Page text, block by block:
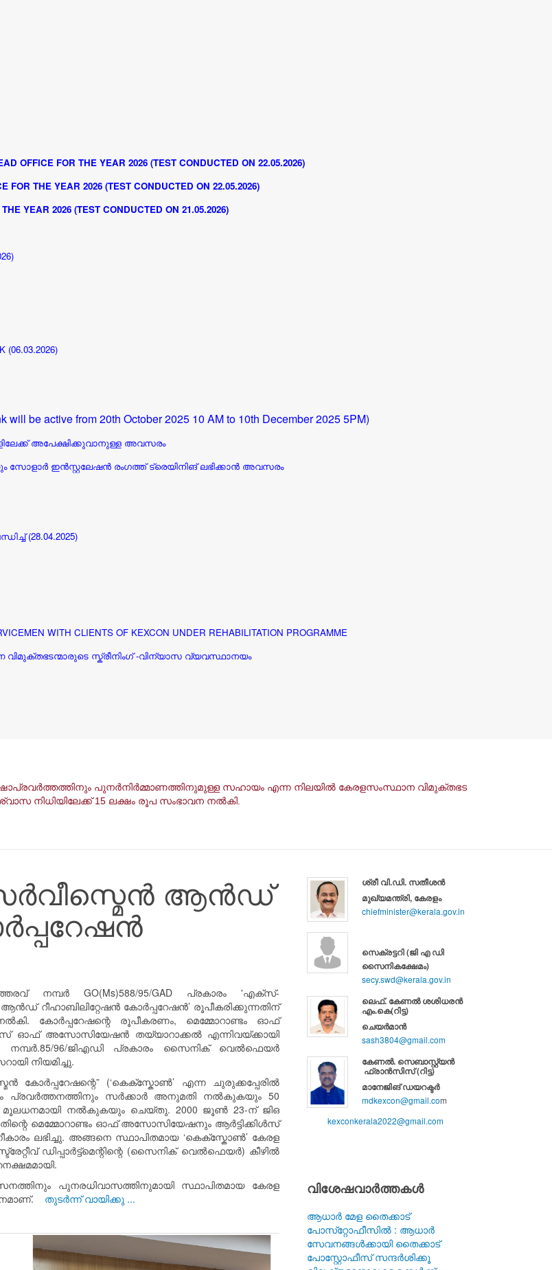
OFFICE FOR THE YEAR 2026 (TEST CONDUCTED ON 22.05.2026)
THE YEAR 2026 (TEST CONDUCTED ON 22.05.2026)
YEAR 2026 (TEST CONDUCTED ON 21.05.2026)
(06.03.2026)
be active from 20th October 2025 10 AM to 10th December 2025 5PM)
അപേക്ഷിക്കുവാനുള്ള അവസരം
സോളാർ ഇൻസ്റ്റലേഷൻ രംഗത്ത് ട്രെയിനിങ് ലഭിക്കാൻ അവസരം
(28.04.2025)
WITH CLIENTS OF KEXCON UNDER REHABILITATION PROGRAMME
സ്ക്രീനിംഗ്-വിന്യാസ വ്യവസ്ഥാനയം
പുനർനിർമ്മാണത്തിനുമുള്ള സഹായം എന്ന നിലയിൽ കേരളസംസ്ഥാന വിമുക്തഭട
നിധിയിലേക്ക് 15 ലക്ഷം രൂപ സംഭാവന നൽകി.
സർവീസ്മെൻ ആൻഡ്
നമ്പർ GO(Ms)588/95/GAD പ്രകാരം 'എക്സ്-
റീഹാബിലിറ്റേഷൻ കോർപ്പറേഷൻ’ രൂപീകരിക്കുന്നതിന്
കോർപ്പറേഷന്റെ രൂപീകരണം, മെമ്മോറാണ്ടം ഓഫ്
ഓഫ് അസോസിയേഷൻ തയ്യാറാക്കൽ എന്നിവയ്ക്കായി
നമ്പർ.85/96/ജിഎഡി പ്രകാരം സൈനിക് വെൽഫെയർ
നിയമിച്ചു.
കോർപ്പറേഷന്റെ” (‘കെക്സ്കോൺ’ എന്ന ചുരുക്കപ്പേരിൽ
പ്രവർത്തനത്തിനും സർക്കാർ അനുമതി നൽകുകയും 50
നൽകുകയും ചെയ്തു. 2000 ജൂൺ 23-ന്‌ ജി‌ഒ
മെമ്മോറാണ്ടം ഓഫ് അസോസിയേഷനും ആർട്ടിക്കിൾസ്
ലഭിച്ചു. അങ്ങനെ സ്ഥാപിതമായ ‘കെക്സ്കോൺ’ കേരള
ഡിപ്പാർട്ട്‌മെന്റിന്റെ (സൈനിക് വെൽ‌ഫെയർ) കീഴിൽ
പുനരധിവാസത്തിനുമായി സ്ഥാപിതമായ കേരള
തുടർന്ന് വായിക്കു ...
ശ്രീ വി.ഡി. സതീശൻ
മുഖ്യമന്ത്രി, കേരളം
chiefminister@kerala.gov.in
സെക്രട്ടറി (ജി എ ഡി
സൈനികക്ഷേമം)
secy.swd@kerala.gov.in
ലെഫ്. കേണൽ ശശിധരൻ
എം.കെ(റിട്ട)
ചെയർമാൻ
sash3804@gmail.com
കേണൽ. സെബാസ്റ്റ്യൻ
ഫ്രാൻസിസ് (റിട്ട)
മാനേജിങ് ഡയറക്ടർ
mdkexcon@gmail.com
kexconkerala2022@gmail.com
വിശേഷവാർത്തകൾ
ആധാർ മേള തൈക്കാട്
പോസ്‌റ്റോഫീസിൽ : ആധാർ
സേവനങ്ങൾക്കായി തൈക്കാട്
പോസ്റ്റോഫീസ് സന്ദർശിക്കൂ